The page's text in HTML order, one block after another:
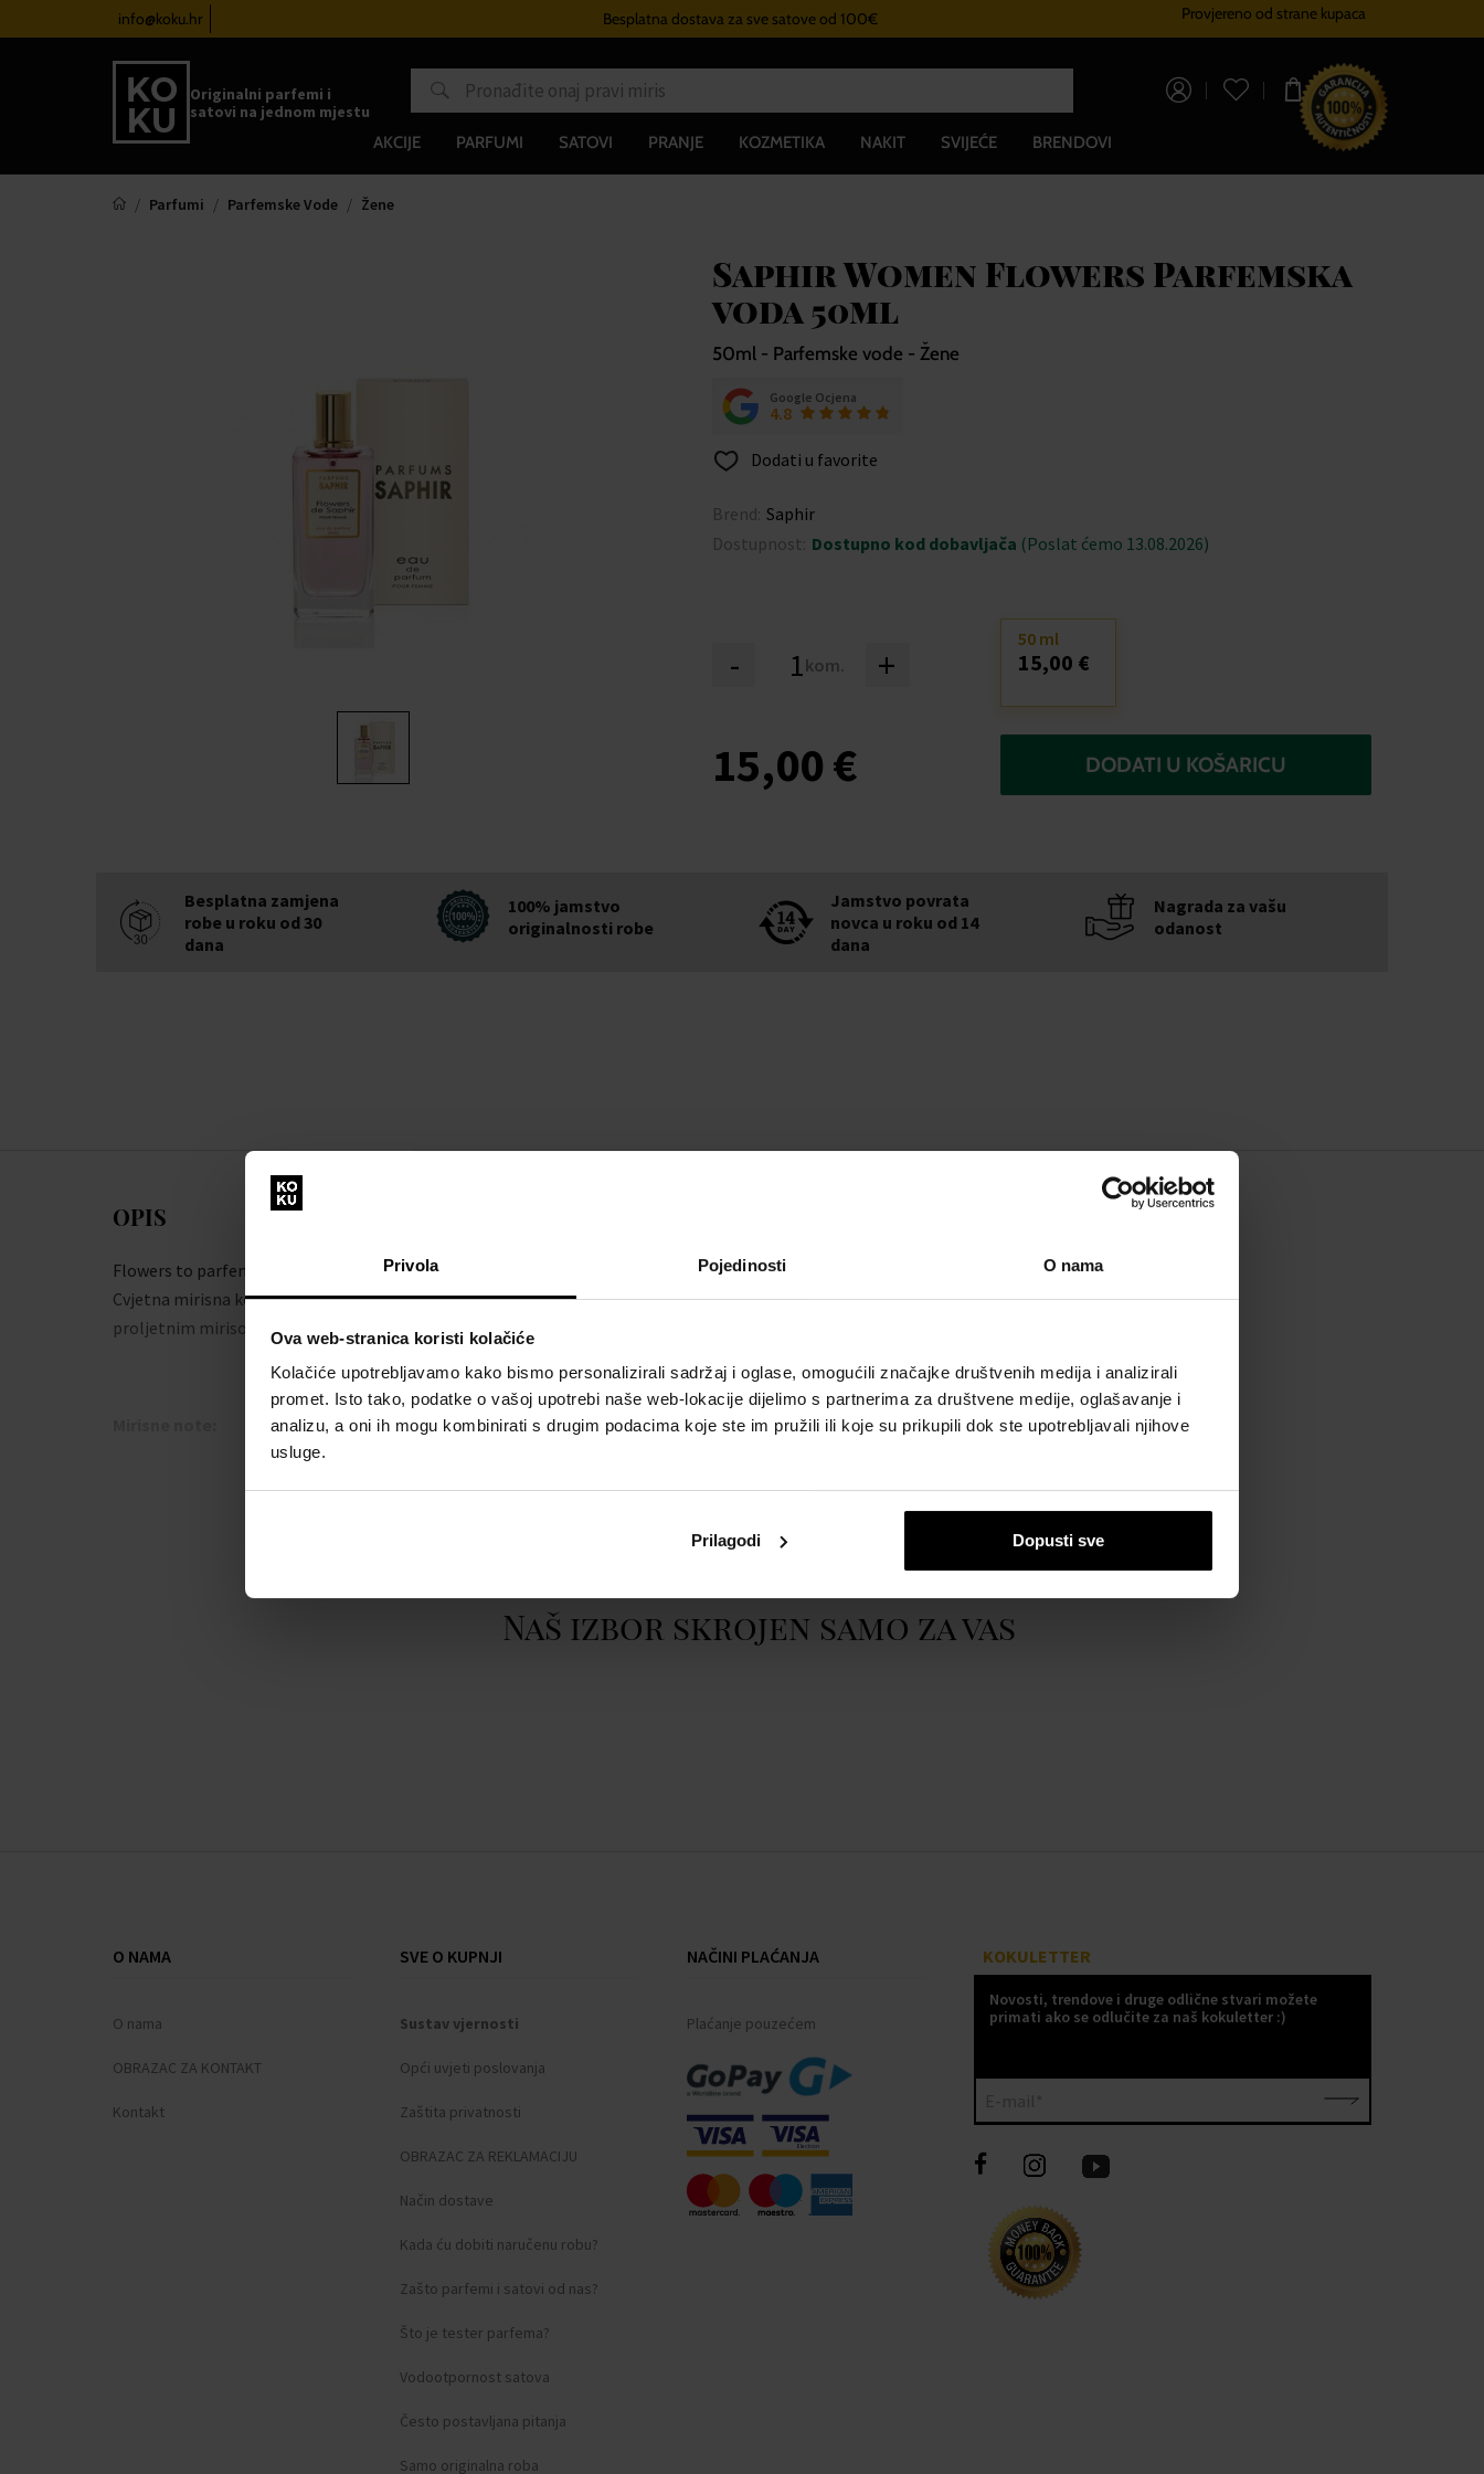
Privola Pojedinosti O nama
Ova web-stranica koristi kolačiće
Kolačiće upotrebljavamo kako bismo personalizirali sadržaj i oglase, omogućili značajke društvenih medija i analizirali
promet. Isto tako, podatke o vašoj upotrebi naše web-lokacije dijelimo s partnerima za društvene medije, oglašavanje i
analizu, a oni ih mogu kombinirati s drugim podacima koje ste im pružili ili koje su prikupili dok ste upotrebljavali njihove
usluge.
Prilagodi Dopusti sve
info@koku.hr Besplatna dostava za sve satove od 100€ Sustav vjernostiProvjereno od strane kupaca
Originalni parfemi i
satovi na jednom mjestu
0,00 €
AKCIJE PARFUMI SATOVI PRANJE KOZMETIKA NAKIT SVIJEĆE BRENDOVI
Parfumi Parfemske Vode Žene
Saphir Women Flowers Parfemska
voda 50ml
50ml - Parfemske vode - Žene
Google Ocjena
4.8
Dodati u favorite
Brend: Saphir
Dostupnost: Dostupno kod dobavljača (Poslat ćemo 13.08.2026)
- kom. +
50 ml
15,00 €
15,00 € DODATI U KOŠARICU
Besplatna zamjena
robe u roku od 30
dana
100% jamstvo
originalnosti robe
Jamstvo povrata
novca u roku od 14
dana
Nagrada za vašu
odanost
OPIS
Flowers to parfemska voda iz brenda Saphir.
Cvjetna mirisna kompozicija koja će očarati svojim
proljetnim mirisom svaku ženu...
Brend: Saphir
Naš izbor skrojen samo za vas
O NAMA
O nama
OBRAZAC ZA KONTAKT
Kontakt
SVE O KUPNJI
Sustav vjernosti
Opći uvjeti poslovanja
Zaštita privatnosti
OBRAZAC ZA REKLAMACIJU
Način dostave
Kada ću dobiti naručenu robu?
Zašto parfemi i satovi od nas?
Što je tester parfema?
Vodootpornost satova
Često postavljana pitanja
Samo originalna roba
NAČINI PLAĆANJA
Plaćanje pouzećem
KOKULETTER
Novosti, trendove i druge odlične stvari možete
primati ako se odlučite za naš kokuletter :)